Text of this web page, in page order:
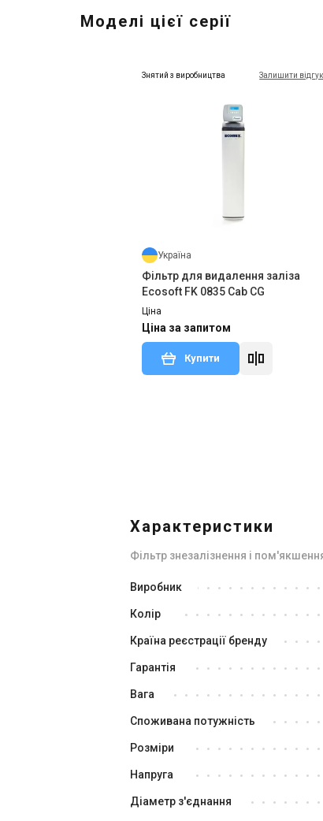
Моделі цієї серії
Знятий з виробництва Залишити відгук
Україна
Фільтр для видалення заліза
Ecosoft FK 0835 Сab CG
Ціна
Ціна за запитом
Купити
Ecosoft FK1252CIMIXP
Ціна
41 465 грн
В наявності Залишити відгук
Характеристики
Фільтр знезалізнення і
Виробник
Колір
Країна реєстрації бренду
Гарантія
Вага
Споживана потужність
Розміри
Напруга
Діаметр з'єднання